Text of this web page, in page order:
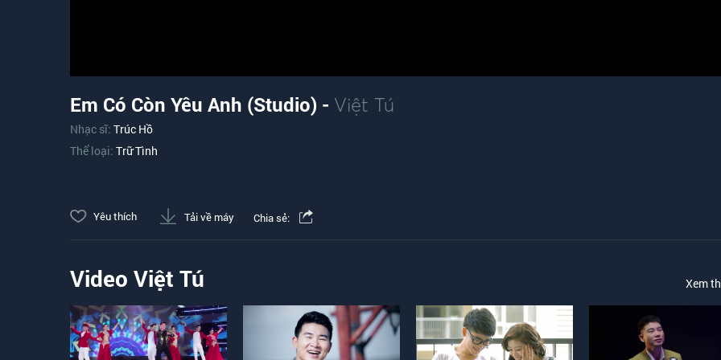
Em Có Còn Yêu Anh (Studio) - Việt Tú
Nhạc sĩ: Trúc Hồ
Thể loại: Trữ Tình
Yêu thích Tải về máy Chia sẻ:
Video Việt Tú Xem